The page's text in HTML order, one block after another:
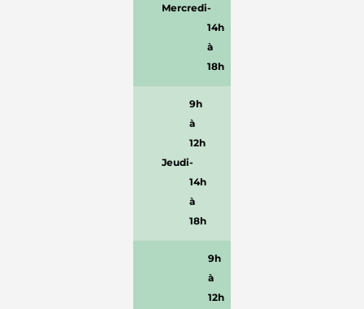
Mercredi-
14h
à
18h
Jeudi
9h
à
12h
-
14h
à
18h
9h
à
12h